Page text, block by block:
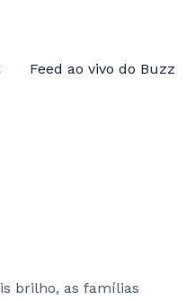
Feed ao vivo do Buzz
brilho, as famílias